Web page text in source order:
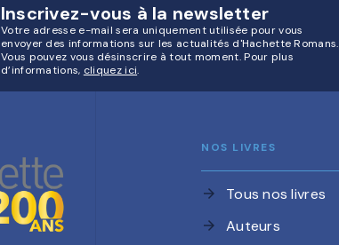
Inscrivez-vous à la newsletter
Votre adresse e-mail sera uniquement utilisée pour vous
envoyer des informations sur les actualités d'Hachette Romans.
Vous pouvez vous désinscrire à tout moment. Pour plus
d’informations, cliquez ici.
NOS LIVRES
arrow_forward Tous nos livres
arrow_forward Auteurs